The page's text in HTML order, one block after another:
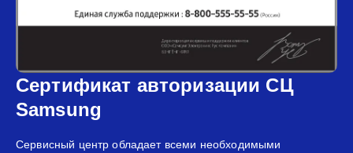
Сертификат авторизации СЦ
Samsung
Сервисный центр обладает всеми необходимыми